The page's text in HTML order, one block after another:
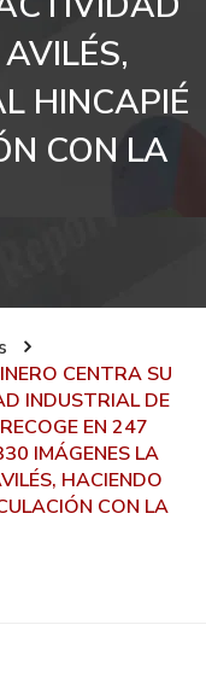
HINCAPIÉ
CON LA
CENTRA SU
INDUSTRIAL DE
EN 247
IMÁGENES LA
HACIENDO
CON LA